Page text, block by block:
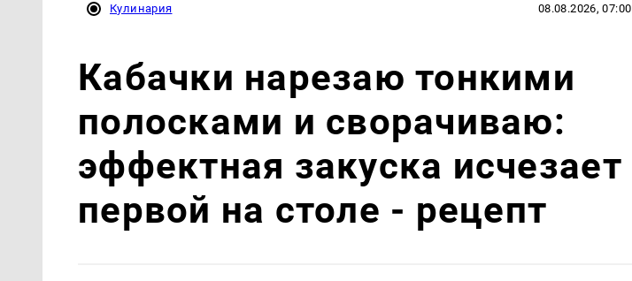
Кулинария 08.08.2026, 07:00
Кабачки нарезаю тонкими
полосками и сворачиваю:
эффектная закуска исчезает
первой на столе - рецепт